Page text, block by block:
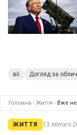
вії Догляд за
Головна › Життя › Вже не
ЖИТТЯ 13 лютого